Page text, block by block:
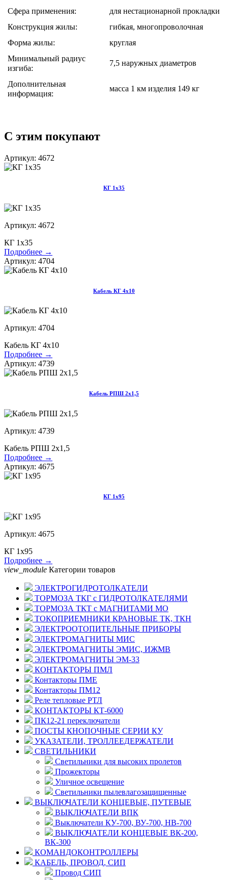
Сфера применения:
для нестационарной прокладки
Конструкция жилы:
гибкая, многопроволочная
Форма жилы:
круглая
Минимальный радиус
изгиба:
7,5 наружных диаметров
Дополнительная
информация:
масса 1 км изделия 149 кг
С этим покупают
Артикул: 4672
КГ 1х35
Артикул: 4672
КГ 1х35
Подробнее →
Артикул: 4704
Кабель КГ 4х10
Артикул: 4704
Кабель КГ 4х10
Подробнее →
Артикул: 4739
Кабель РПШ 2х1,5
Артикул: 4739
Кабель РПШ 2х1,5
Подробнее →
Артикул: 4675
КГ 1х95
Артикул: 4675
КГ 1х95
Подробнее →
view_module Категории товаров
ЭЛЕКТРОГИДРОТОЛКАТЕЛИ
ТОРМОЗА ТКГ с ГИДРОТОЛКАТЕЛЯМИ
ТОРМОЗА ТКТ с МАГНИТАМИ МО
ТОКОПРИЕМНИКИ КРАНОВЫЕ ТК, ТКН
ЭЛЕКТРООТОПИТЕЛЬНЫЕ ПРИБОРЫ
ЭЛЕКТРОМАГНИТЫ МИС
ЭЛЕКТРОМАГНИТЫ ЭМИС, ИЖМВ
ЭЛЕКТРОМАГНИТЫ ЭМ-33
КОНТАКТОРЫ ПМЛ
Контакторы ПМЕ
Контакторы ПМ12
Реле тепловые РТЛ
КОНТАКТОРЫ КТ-6000
ПК12-21 переключатели
ПОСТЫ КНОПОЧНЫЕ СЕРИИ КУ
УКАЗАТЕЛИ, ТРОЛЛЕЕДЕРЖАТЕЛИ
СВЕТИЛЬНИКИ
Светильники для высоких пролетов
Прожекторы
Уличное освещение
Светильники пылевлагозащищенные
ВЫКЛЮЧАТЕЛИ КОНЦЕВЫЕ, ПУТЕВЫЕ
ВЫКЛЮЧАТЕЛИ ВПК
Выключатели КУ-700, ВУ-700, НВ-700
ВЫКЛЮЧАТЕЛИ КОНЦЕВЫЕ ВК-200,
ВК-300
КОМАНДОКОНТРОЛЛЕРЫ
КАБЕЛЬ, ПРОВОД, СИП
Провод СИП